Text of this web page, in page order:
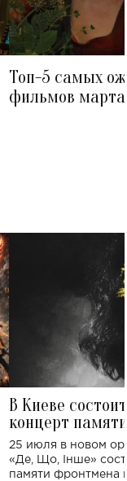
Топ-5 самых
фильмов
В Киеве
концерт
Клименко:
исполнят песни
25 июля в новом
«Де, Що, Інше»
памяти фронтмена